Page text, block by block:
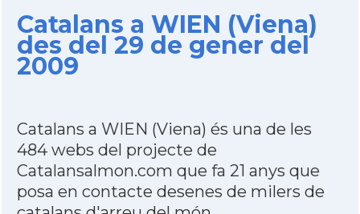
Catalans a WIEN (Viena)
des del 29 de gener del
2009
Catalans a WIEN (Viena) és una de les
484 webs del projecte de
Catalansalmon.com que fa 21 anys que
posa en contacte desenes de milers de